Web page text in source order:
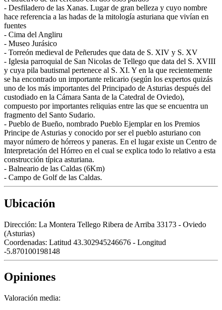
- Desfiladero de las Xanas. Lugar de gran belleza y cuyo nombre
hace referencia a las hadas de la mitología asturiana que vivían en
fuentes
- Cima del Angliru
- Museo Jurásico
- Torreón medieval de Peñerudes que data de S. XIV y S. XV
- Iglesia parroquial de San Nicolas de Tellego que data del S. XVIII
y cuya pila bautismal pertenece al S. XI. Y en la que recientemente
se ha encontrado un importante relicario (según los expertos quizás
uno de los más importantes del Principado de Asturias después del
custodiado en la Cámara Santa de la Catedral de Oviedo),
compuesto por importantes reliquias entre las que se encuentra un
fragmento del Santo Sudario.
- Pueblo de Bueño, nombrado Pueblo Ejemplar en los Premios
Principe de Asturias y conocido por ser el pueblo asturiano con
mayor número de hórreos y paneras. En el lugar existe un Centro de
Interpretación del Hórreo en el cual se explica todo lo relativo a esta
construcción típica asturiana.
- Balneario de las Caldas (6Km)
- Campo de Golf de las Caldas.
Ubicación
Dirección: La Montera Tellego Ribera de Arriba 33173 - Oviedo
(Asturias)
Coordenadas: Latitud 43.302945246676 - Longitud
-5.870100198148
Opiniones
Valoración media: